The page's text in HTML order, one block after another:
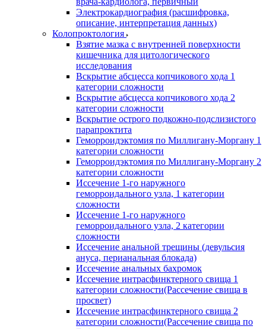
Электрокардиография (расшифровка,
описание, интерпретация данных)
Колопроктология
Взятие мазка с внутренней поверхности
кишечника для цитологического
исследования
Вскрытие абсцесса копчикового хода 1
категории сложности
Вскрытие абсцесса копчикового хода 2
категории сложности
Вскрытие острого подкожно-подслизистого
парапроктита
Геморроидэктомия по Миллигану-Моргану 1
категории сложности
Геморроидэктомия по Миллигану-Моргану 2
категории сложности
Иссечение 1-го наружного
геморроидального узла, 1 категории
сложности
Иссечение 1-го наружного
геморроидального узла, 2 категории
сложности
Иссечение анальной трещины (девульсия
ануса, перианальная блокада)
Иссечение анальных бахромок
Иссечение интрасфинктерного свища 1
категории сложности(Рассечение свища в
просвет)
Иссечение интрасфинктерного свища 2
категории сложности(Рассечение свища по